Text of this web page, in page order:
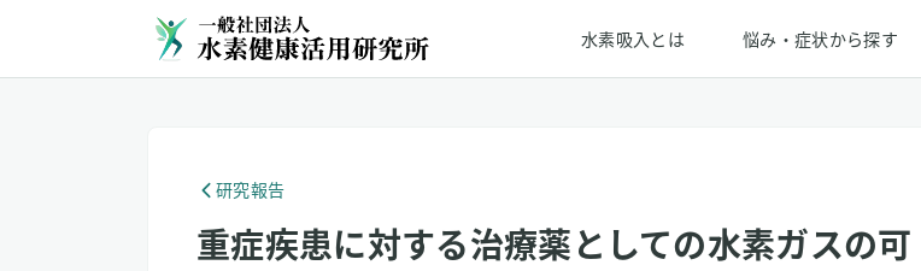
水素吸入とは 悩み・症状から探す
研究報告
重症疾患に対する治療薬としての水素ガスの可